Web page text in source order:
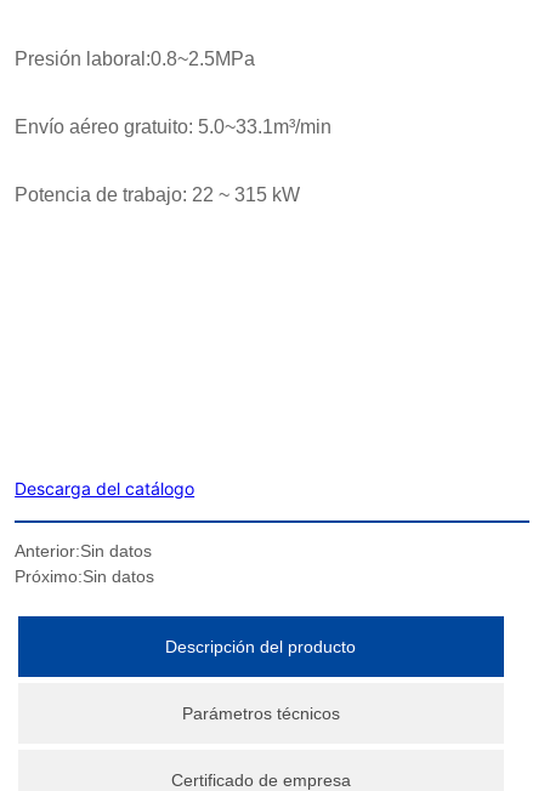
Anterior:Sin datos
Próximo:Sin datos
Descripción del producto
Parámetros técnicos
Certificado de empresa